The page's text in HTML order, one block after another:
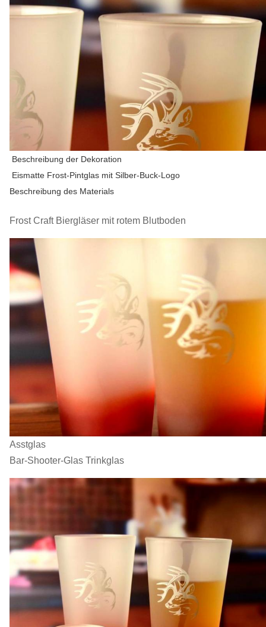
Beschreibung der Dekoration
Eismatte Frost-Pintglas mit Silber-Buck-Logo
Beschreibung des Materials
Frost Craft Biergläser mit rotem Blutboden
Asstglas
Bar-Shooter-Glas Trinkglas